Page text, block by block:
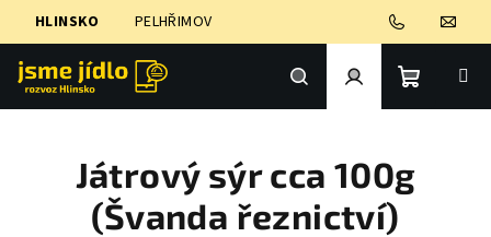
HLINSKO PELHŘIMOV
Hledat PřihlášeníNákupní
košík
Játrový sýr cca 100g
(Švanda řeznictví)